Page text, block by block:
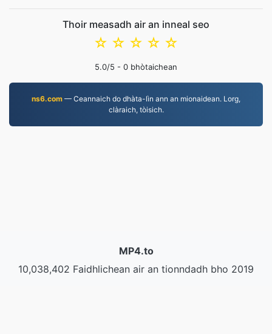
Thoir measadh air an inneal seo
☆
☆
☆
☆
☆
5.0/5 - 0 bhòtaichean
ns6.com — Ceannaich do dhàta-lìn ann an mionaidean. Lorg,
clàraich, tòisich.
MP4.to
10,038,402 Faidhlichean air an tionndadh bho 2019